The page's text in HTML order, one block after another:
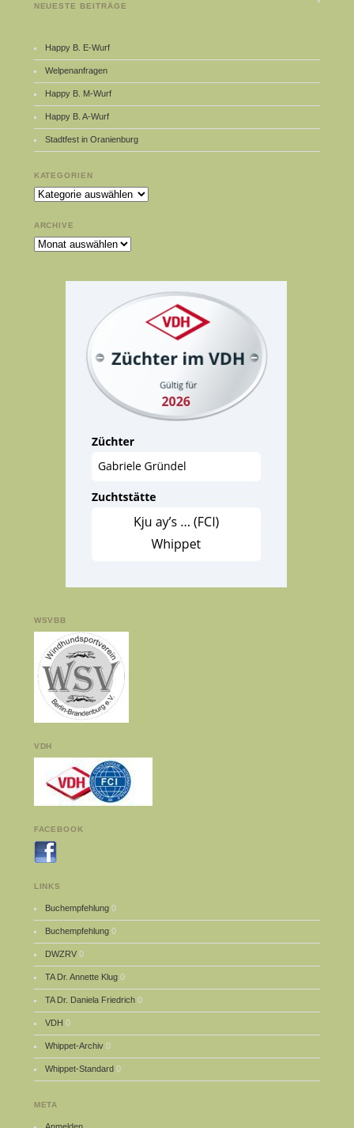
NEUESTE BEITRÄGE
Happy B. E-Wurf
Welpenanfragen
Happy B. M-Wurf
Happy B. A-Wurf
Stadtfest in Oranienburg
KATEGORIEN
Kategorien
ARCHIVE
Archive
WSVBB
VDH
FACEBOOK
LINKS
Buchempfehlung 0
Buchempfehlung 0
DWZRV 0
TA Dr. Annette Klug 0
TA Dr. Daniela Friedrich 0
VDH 0
Whippet-Archiv 0
Whippet-Standard 0
META